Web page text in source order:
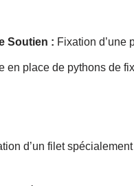
Soutien : Fixation d’une
en place de pythons de
d’un filet